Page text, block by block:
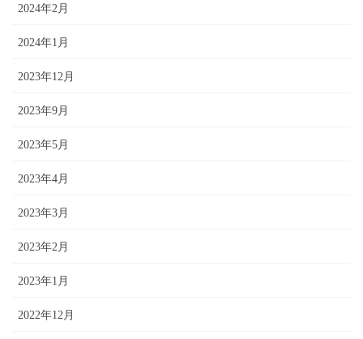
2024年2月
2024年1月
2023年12月
2023年9月
2023年5月
2023年4月
2023年3月
2023年2月
2023年1月
2022年12月